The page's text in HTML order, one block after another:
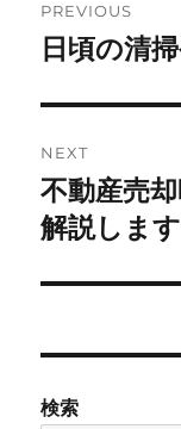
PREVIOUS
Previous
日頃の清
NEXT
Next
post:
不動産売
解説します
検索